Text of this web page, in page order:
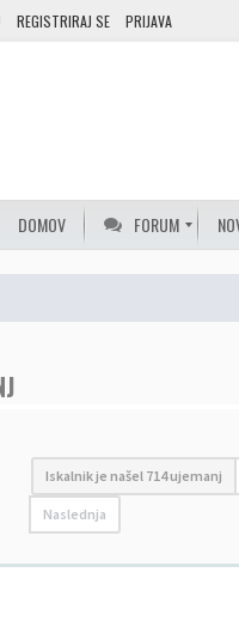
REGISTRIRAJ SE PRIJAVA
DOMOV FORUM
Iskalnik je našel 714 ujemanj
Naslednja